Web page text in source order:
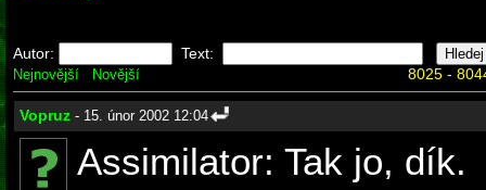
Autor: Text:
Nejnovější Novější 8025 -
Vopruz - 15. únor 2002 12:04
Assimilator: Tak jo, dík.